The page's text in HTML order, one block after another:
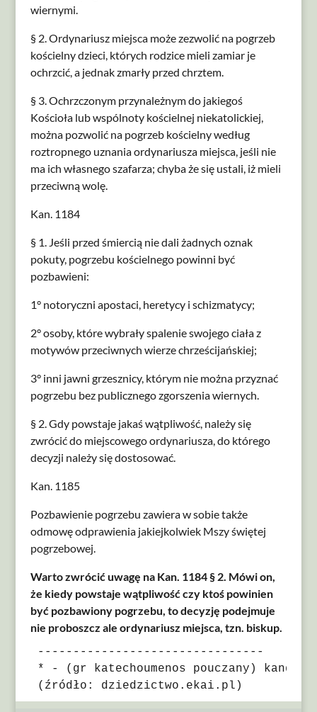
wiernymi.
§ 2. Ordynariusz miejsca może zezwolić na pogrzeb
kościelny dzieci, których rodzice mieli zamiar je
ochrzcić, a jednak zmarły przed chrztem.
§ 3. Ochrzczonym przynależnym do jakiegoś
Kościoła lub wspólnoty kościelnej niekatolickiej,
można pozwolić na pogrzeb kościelny według
roztropnego uznania ordynariusza miejsca, jeśli nie
ma ich własnego szafarza; chyba że się ustali, iż mieli
przeciwną wolę.
Kan. 1184
§ 1. Jeśli przed śmiercią nie dali żadnych oznak
pokuty, pogrzebu kościelnego powinni być
pozbawieni:
1° notoryczni apostaci, heretycy i schizmatycy;
2° osoby, które wybrały spalenie swojego ciała z
motywów przeciwnych wierze chrześcijańskiej;
3° inni jawni grzesznicy, którym nie można przyznać
pogrzebu bez publicznego zgorszenia wiernych.
§ 2. Gdy powstaje jakaś wątpliwość, należy się
zwrócić do miejscowego ordynariusza, do którego
decyzji należy się dostosować.
Kan. 1185
Pozbawienie pogrzebu zawiera w sobie także
odmowę odprawienia jakiejkolwiek Mszy świętej
pogrzebowej.
Warto zwrócić uwagę na Kan. 1184 § 2. Mówi on,
że kiedy powstaje wątpliwość czy ktoś powinien
być pozbawiony pogrzebu, to decyzję podejmuje
nie proboszcz ale ordynariusz miejsca, tzn. biskup.
--------------------------------
* - (gr katechoumenos pouczany)
(źródło: dziedzictwo.ekai.pl)